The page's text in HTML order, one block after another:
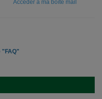
Accéder à ma boîte mail
"FAQ"